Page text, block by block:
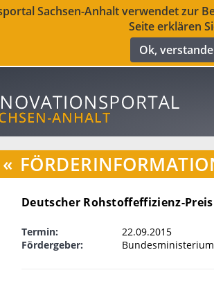
Sachsen-Anhalt verwendet zur
Seite erklären
Ok,
«
Deutscher Rohstoffeffizienz-Preis
Termin:
22.09.2015
Fördergeber: